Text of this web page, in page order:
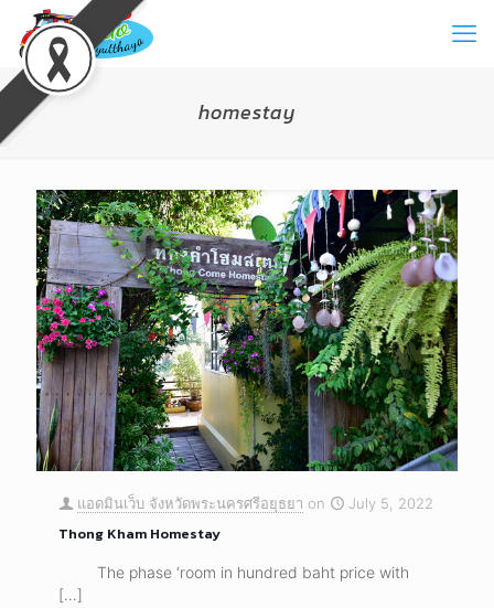
homestay
แอดมินเว็บ จังหวัดพระนครศรีอยุธยา on July 5, 2022
Thong Kham Homestay
The phase ‘room in hundred baht price with
[…]